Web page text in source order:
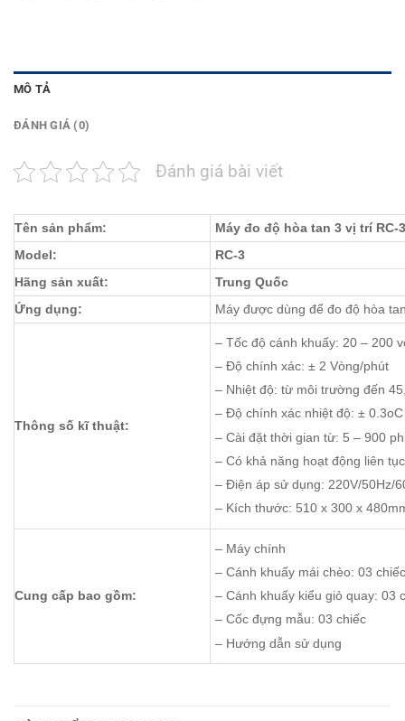
MÔ TẢ
ĐÁNH GIÁ (0)
Đánh giá bài viết
Tên sản phẩm:
Máy đo độ hòa tan 3 vị trí RC-
Model:
RC-3
Hãng sản xuất:
Trung Quốc
Ứng dụng:
Máy được dùng để đo độ hòa
Thông số kĩ thuật:
– Tốc độ cánh khuấy: 20 – 200
– Độ chính xác: ± 2 Vòng/phút
– Nhiệt độ: từ môi trường đến
– Độ chính xác nhiệt độ: ± 0.3oC
– Cài đặt thời gian từ: 5 – 900
– Có khả năng hoạt động liên
– Điện áp sử dụng: 220V/50Hz/
– Kích thước: 510 x 300 x
Cung cấp bao gồm:
– Máy chính
– Cánh khuấy mái chèo: 03 chiếc
– Cánh khuấy kiểu giỏ quay: 03
– Cốc đựng mẫu: 03 chiếc
– Hướng dẫn sử dụng